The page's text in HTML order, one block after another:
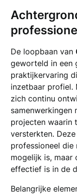
De loopbaan van
geworteld in een
praktijkervaring
inzetbaar profiel.
zich continu
samenwerkingen
projecten waarin
versterkten.
professioneel
mogelijk is, maar
effectief is in de
Belangrijke